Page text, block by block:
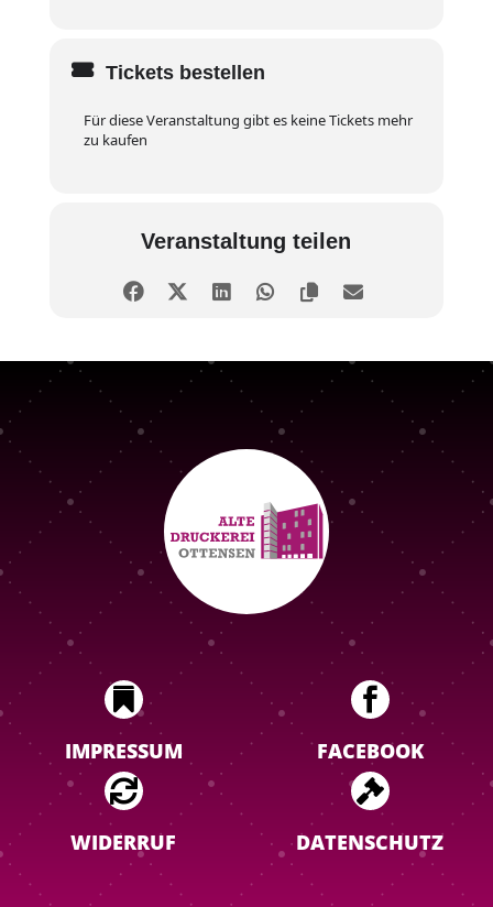
Tickets bestellen
Für diese Veranstaltung gibt es keine Tickets mehr
zu kaufen
Veranstaltung teilen

IMPRESSUM

FACEBOOK

WIDERRUF

DATENSCHUTZ